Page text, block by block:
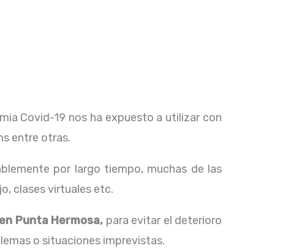
Covid-19 nos ha expuesto a utilizar con
entre otras.
por largo tiempo, muchas de las
clases virtuales etc.
Punta Hermosa, para evitar el deterioro
o situaciones imprevistas.